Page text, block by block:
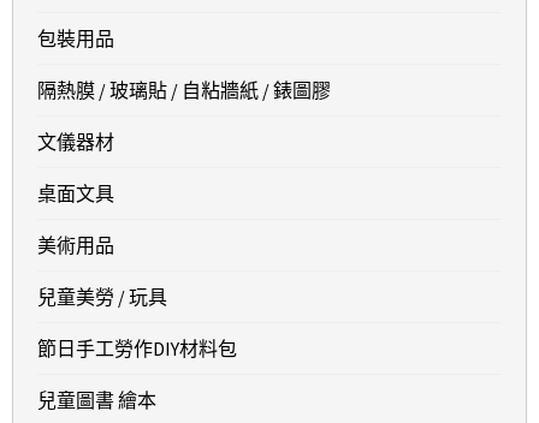
包裝用品
隔熱膜 / 玻璃貼 / 自粘牆紙 / 錶圖膠
文儀器材
桌面文具
美術用品
兒童美勞 / 玩具
節日手工勞作DIY材料包
兒童圖書 繪本